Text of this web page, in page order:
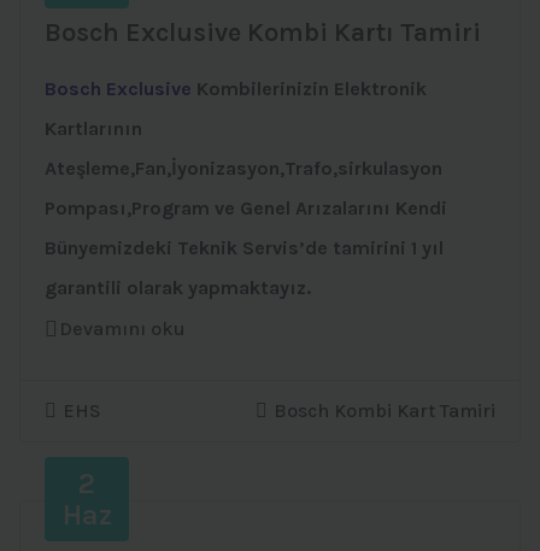
Bosch Exclusive Kombi Kartı Tamiri
Bosch Exclusive Kombilerinizin Elektronik
Kartlarının
Ateşleme,Fan,İyonizasyon,Trafo,sirkulasyon
Pompası,Program ve Genel Arızalarını Kendi
Bünyemizdeki Teknik Servis’de tamirini 1 yıl
garantili olarak yapmaktayız.
Devamını oku
EHS Bosch Kombi Kart Tamiri
2
Haz